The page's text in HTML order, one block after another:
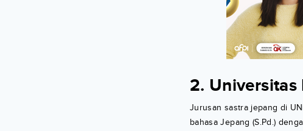
2. Universitas
Jurusan sastra jepang di
bahasa Jepang (S.Pd.)